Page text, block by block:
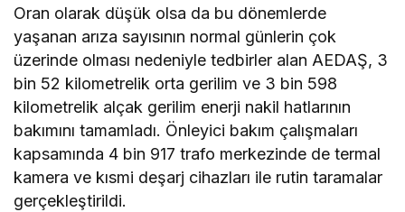
Oran olarak düşük olsa da bu dönemlerde
yaşanan arıza sayısının normal günlerin çok
üzerinde olması nedeniyle tedbirler alan AEDAŞ, 3
bin 52 kilometrelik orta gerilim ve 3 bin 598
kilometrelik alçak gerilim enerji nakil hatlarının
bakımını tamamladı. Önleyici bakım çalışmaları
kapsamında 4 bin 917 trafo merkezinde de termal
kamera ve kısmi deşarj cihazları ile rutin taramalar
gerçekleştirildi.